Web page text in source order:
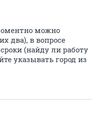
можно
два), в вопросе
(найду ли работу
указывать город из